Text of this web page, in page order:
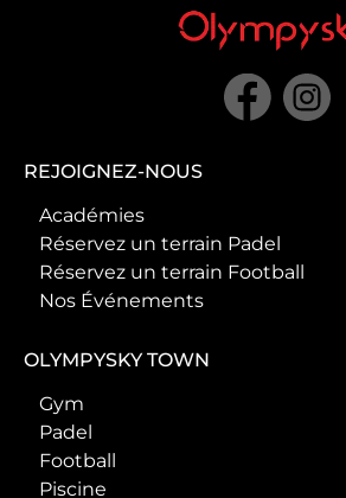
REJOIGNEZ-NOUS
Académies
Réservez un terrain Padel
Réservez un terrain Football
Nos Événements
OLYMPYSKY TOWN
Gym
Padel
Football
Piscine